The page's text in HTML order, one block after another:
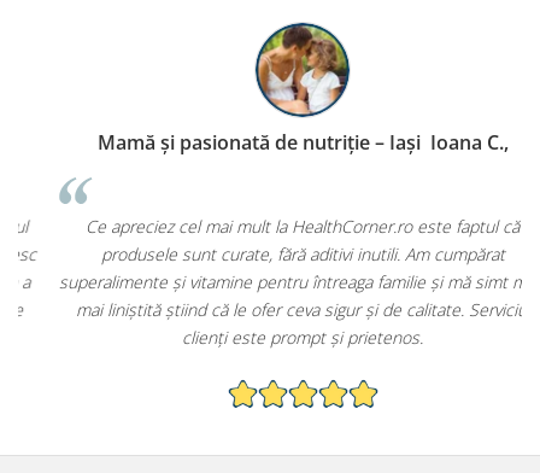
Mamă și pasionată de nutriție – Iași Ioana C.,
Ce apreciez cel mai mult la HealthCorner.ro este faptul că
produsele sunt curate, fără aditivi inutili. Am cumpărat
superalimente și vitamine pentru întreaga familie și mă simt mult
mai liniștită știind că le ofer ceva sigur și de calitate. Serviciul
clienți este prompt și prietenos.